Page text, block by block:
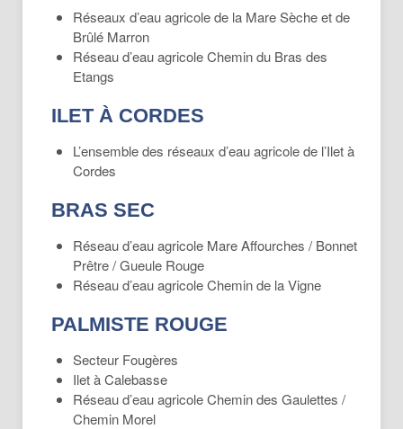
Réseaux d’eau agricole de la Mare Sèche et de
Brûlé Marron
Réseau d’eau agricole Chemin du Bras des
Etangs
ILET À CORDES
L’ensemble des réseaux d’eau agricole de l’Ilet à
Cordes
BRAS SEC
Réseau d’eau agricole Mare Affourches / Bonnet
Prêtre / Gueule Rouge
Réseau d’eau agricole Chemin de la Vigne
PALMISTE ROUGE
Secteur Fougères
Ilet à Calebasse
Réseau d’eau agricole Chemin des Gaulettes /
Chemin Morel